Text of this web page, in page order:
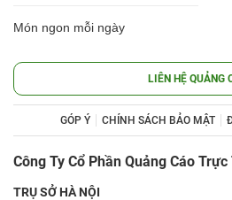
Món ngon mỗi ngày
LIÊN HỆ QUẢNG
GÓP Ý CHÍNH SÁCH BẢO MẬT
Công Ty Cổ Phần Quảng Cáo
TRỤ SỞ HÀ NỘI